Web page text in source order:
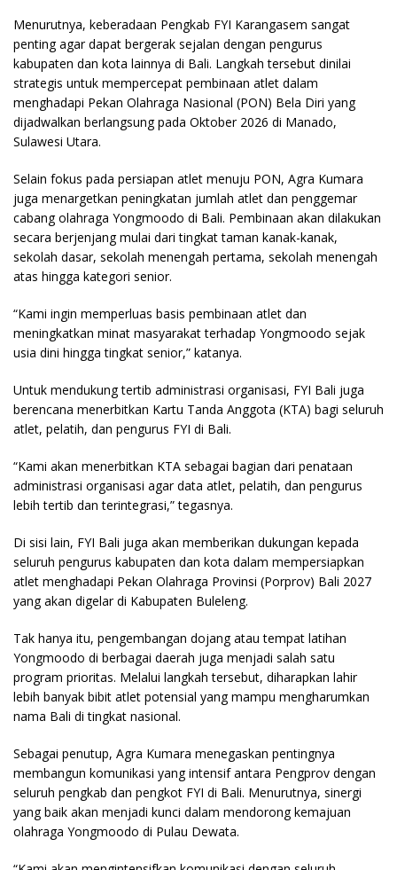
Menurutnya, keberadaan Pengkab FYI Karangasem sangat
penting agar dapat bergerak sejalan dengan pengurus
kabupaten dan kota lainnya di Bali. Langkah tersebut dinilai
strategis untuk mempercepat pembinaan atlet dalam
menghadapi Pekan Olahraga Nasional (PON) Bela Diri yang
dijadwalkan berlangsung pada Oktober 2026 di Manado,
Sulawesi Utara.
Selain fokus pada persiapan atlet menuju PON, Agra Kumara
juga menargetkan peningkatan jumlah atlet dan penggemar
cabang olahraga Yongmoodo di Bali. Pembinaan akan dilakukan
secara berjenjang mulai dari tingkat taman kanak-kanak,
sekolah dasar, sekolah menengah pertama, sekolah menengah
atas hingga kategori senior.
“Kami ingin memperluas basis pembinaan atlet dan
meningkatkan minat masyarakat terhadap Yongmoodo sejak
usia dini hingga tingkat senior,” katanya.
Untuk mendukung tertib administrasi organisasi, FYI Bali juga
berencana menerbitkan Kartu Tanda Anggota (KTA) bagi seluruh
atlet, pelatih, dan pengurus FYI di Bali.
“Kami akan menerbitkan KTA sebagai bagian dari penataan
administrasi organisasi agar data atlet, pelatih, dan pengurus
lebih tertib dan terintegrasi,” tegasnya.
Di sisi lain, FYI Bali juga akan memberikan dukungan kepada
seluruh pengurus kabupaten dan kota dalam mempersiapkan
atlet menghadapi Pekan Olahraga Provinsi (Porprov) Bali 2027
yang akan digelar di Kabupaten Buleleng.
Tak hanya itu, pengembangan dojang atau tempat latihan
Yongmoodo di berbagai daerah juga menjadi salah satu
program prioritas. Melalui langkah tersebut, diharapkan lahir
lebih banyak bibit atlet potensial yang mampu mengharumkan
nama Bali di tingkat nasional.
Sebagai penutup, Agra Kumara menegaskan pentingnya
membangun komunikasi yang intensif antara Pengprov dengan
seluruh pengkab dan pengkot FYI di Bali. Menurutnya, sinergi
yang baik akan menjadi kunci dalam mendorong kemajuan
olahraga Yongmoodo di Pulau Dewata.